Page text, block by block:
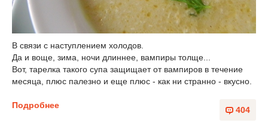
В связи с наступлением холодов.
Да и воще, зима, ночи длиннее, вампиры толще...
Вот, тарелка такого супа защищает от вампиров в течение
месяца, плюс палезно и еще плюс - как ни странно - вкусно.
404
Подробнее